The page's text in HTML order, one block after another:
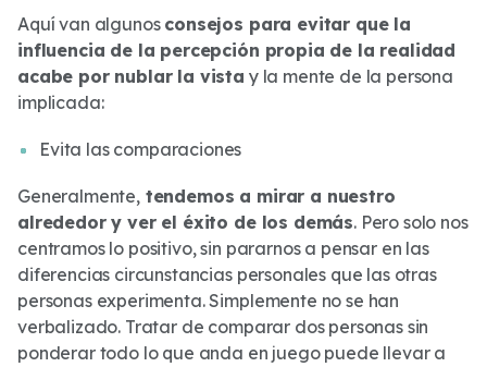
Aquí van algunos consejos para evitar que la
influencia de la percepción propia de la realidad
acabe por nublar la vista y la mente de la persona
implicada:
Evita las comparaciones
Generalmente,tendemos a mirar a nuestro
alrededor y ver el éxito de los demás. Pero solo nos
centramos lo positivo, sin pararnos a pensar en las
diferencias circunstancias personales que las otras
personas experimenta. Simplemente no se han
verbalizado. Tratar de comparar dos personas sin
ponderar todo lo que anda en juego puede llevar a